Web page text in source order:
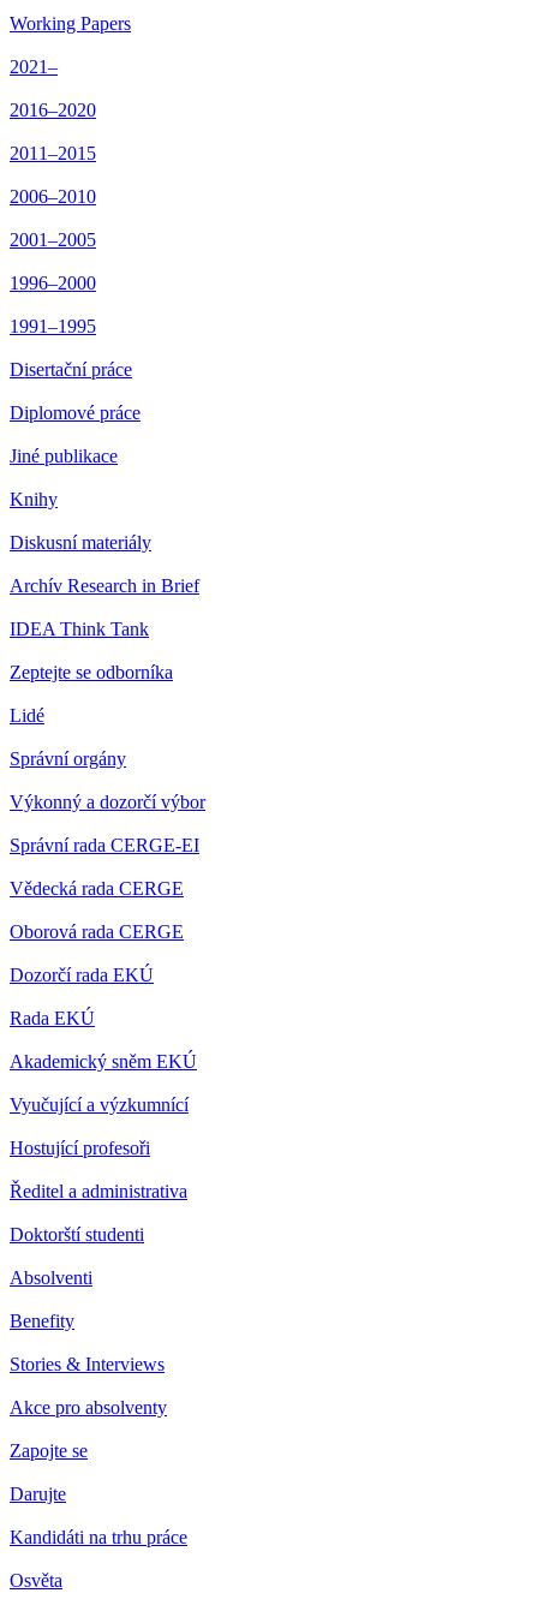
Working Papers
2021–
2016–2020
2011–2015
2006–2010
2001–2005
1996–2000
1991–1995
Disertační práce
Diplomové práce
Jiné publikace
Knihy
Diskusní materiály
Archív Research in Brief
IDEA Think Tank
Zeptejte se odborníka
Lidé
Správní orgány
Výkonný a dozorčí výbor
Správní rada CERGE-EI
Vědecká rada CERGE
Oborová rada CERGE
Dozorčí rada EKÚ
Rada EKÚ
Akademický sněm EKÚ
Vyučující a výzkumnící
Hostující profesoři
Ředitel a administrativa
Doktorští studenti
Absolventi
Benefity
Stories & Interviews
Akce pro absolventy
Zapojte se
Darujte
Kandidáti na trhu práce
Osvěta